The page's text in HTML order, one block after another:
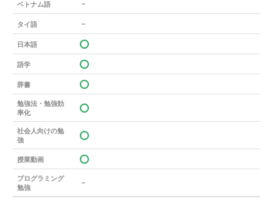
ベトナム語 －
タイ語 －
日本語
語学
辞書
勉強法・勉強効
率化
社会人向けの勉
強
授業動画
プログラミング
勉強
－